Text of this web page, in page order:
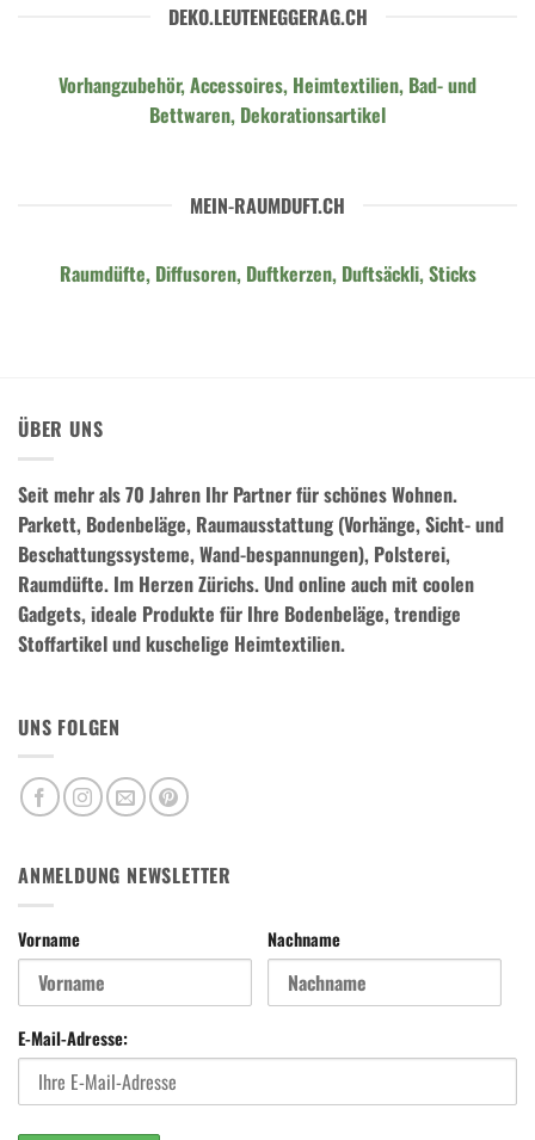
DEKO.LEUTENEGGERAG.CH
Vorhangzubehör, Accessoires, Heimtextilien, Bad- und
Bettwaren, Dekorationsartikel
MEIN-RAUMDUFT.CH
Raumdüfte, Diffusoren, Duftkerzen, Duftsäckli, Sticks
ÜBER UNS
Seit mehr als 70 Jahren Ihr Partner für schönes Wohnen.
Parkett, Bodenbeläge, Raumausstattung (Vorhänge, Sicht- und
Beschattungssysteme, Wand-bespannungen), Polsterei,
Raumdüfte. Im Herzen Zürichs. Und online auch mit coolen
Gadgets, ideale Produkte für Ihre Bodenbeläge, trendige
Stoffartikel und kuschelige Heimtextilien.
UNS FOLGEN
ANMELDUNG NEWSLETTER
Vorname Nachname
E-Mail-Adresse: